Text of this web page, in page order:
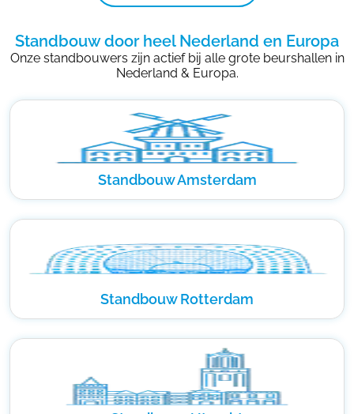
Standbouw door heel Nederland en Europa
Onze standbouwers zijn actief bij alle grote beurshallen in
Nederland & Europa.
Standbouw Amsterdam
Standbouw Rotterdam